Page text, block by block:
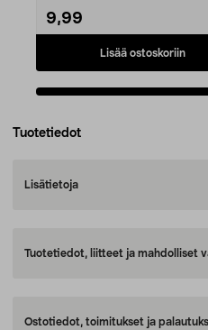
9,99
Lisää ostoskoriin
Tuotetiedot
Lisätietoja
Tuotetiedot, liitteet ja mahdolliset
Ostotiedot, toimitukset ja